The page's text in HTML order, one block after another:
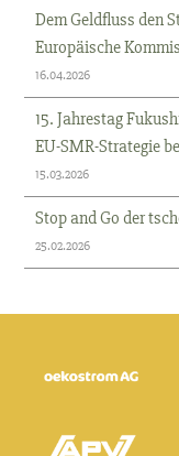
Dem Geldfluss den
Europäische
16.04.2026
15. Jahrestag
EU-SMR-Strategie
15.03.2026
Stop and Go der
25.02.2026